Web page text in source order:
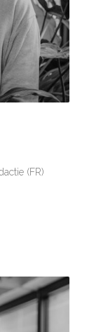
(FR)